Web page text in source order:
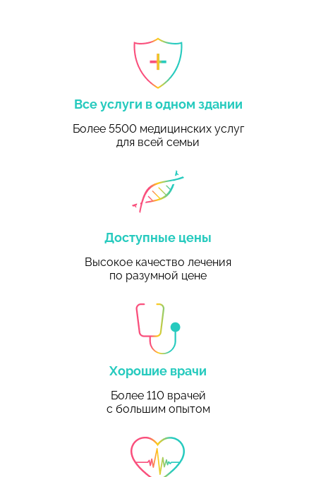
Все услуги в одном здании
Более 5500 медицинских услуг
для всей семьи
Доступные цены
Высокое качество лечения
по разумной цене
Хорошие врачи
Более 110 врачей
с большим опытом